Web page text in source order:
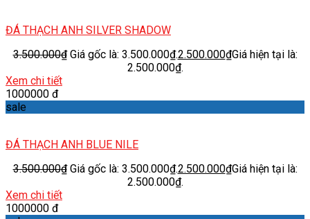
ĐÁ THẠCH ANH SILVER SHADOW
3.500.000₫ Giá gốc là: 3.500.000₫.2.500.000₫Giá hiện tại là:
2.500.000₫.
Xem chi tiết
1000000 đ
sale
ĐÁ THẠCH ANH BLUE NILE
3.500.000₫ Giá gốc là: 3.500.000₫.2.500.000₫Giá hiện tại là:
2.500.000₫.
Xem chi tiết
1000000 đ